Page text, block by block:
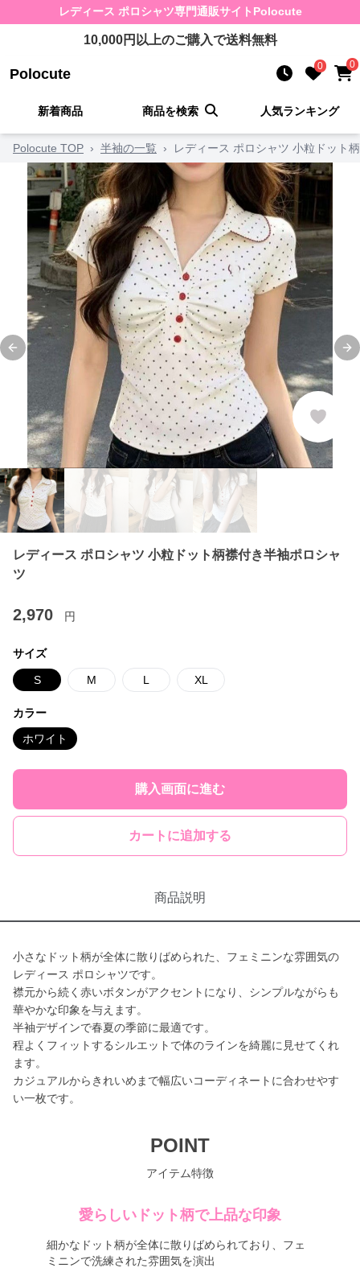
レディース ポロシャツ専門通販サイト Polocute
10,000円以上のご購入で送料無料
Polocute 0 0
新着商品 商品を検索 人気ランキング
Polocute TOP › 半袖の一覧 › レディース ポロシャツ 小粒ドット
Previous slide
レディース ポロシャツ 小粒ドット柄襟付き半袖ポロシャ
ツ
2,970 円
サイズ
S M L XL
カラー
ホワイト
購入画面に進む
カートに追加する
商品説明
小さなドット柄が全体に散りばめられた、フェミニンな雰囲気の
レディース ポロシャツです。
襟元から続く赤いボタンがアクセントになり、シンプルながらも
華やかな印象を与えます。
半袖デザインで春夏の季節に最適です。
程よくフィットするシルエットで体のラインを綺麗に見せてくれ
ます。
カジュアルからきれいめまで幅広いコーディネートに合わせやす
い一枚です。
POINT
アイテム特徴
愛らしいドット柄で上品な印象
細かなドット柄が全体に散りばめられており、フェ
ミニンで洗練された雰囲気を演出